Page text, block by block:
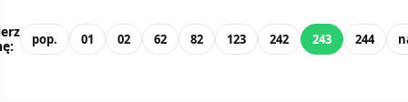
pop. 01 02 62 82 123 242 243 244